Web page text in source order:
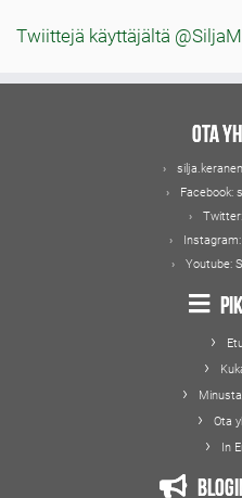
Twiittejä käyttäjältä
Ota
Facebook:
Twitter:
Instagram:
Youtube:
Ota
In